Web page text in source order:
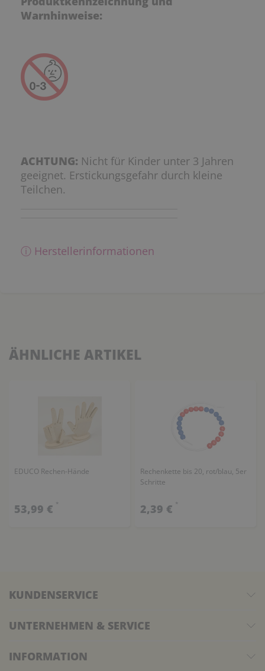
Warnhinweise:
ACHTUNG: Nicht für Kinder unter 3 Jahren
geeignet. Erstickungsgefahr durch kleine
Teilchen.
ⓘ Herstellerinformationen
ÄHNLICHE ARTIKEL
EDUCO Rechen-Hände
53,99 € *
Rechenkette bis 20, rot/blau, 5er
Schritte
2,39 € *
KUNDENSERVICE
UNTERNEHMEN & SERVICE
INFORMATION